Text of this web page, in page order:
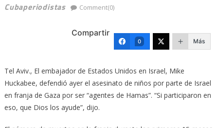
Cubaperiodistas
Comment(0)
Compartir
0 Más
Tel Aviv., El embajador de Estados Unidos en Israel, Mike
Huckabee, defendió ayer el asesinato de niños por parte de Israel
en franja de Gaza por ser “agentes de Hamas”. “Si participaron en
eso, que Dios los ayude”, dijo.